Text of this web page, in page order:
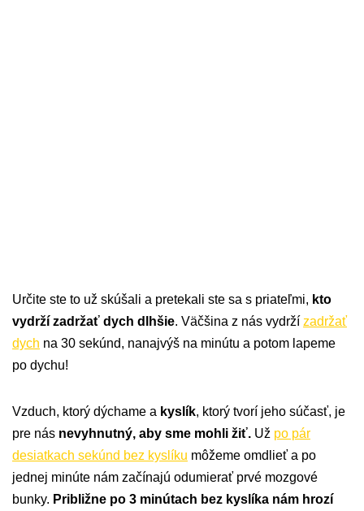
Určite ste to už skúšali a pretekali ste sa s priateľmi, kto
vydrží zadržať dych dlhšie. Väčšina z nás vydrží zadržať
dych na 30 sekúnd, nanajvýš na minútu a potom lapeme
po dychu!
Vzduch, ktorý dýchame a kyslík, ktorý tvorí jeho súčasť, je
pre nás nevyhnutný, aby sme mohli žiť. Už po pár
desiatkach sekúnd bez kyslíku môžeme omdlieť a po
jednej minúte nám začínajú odumierať prvé mozgové
bunky. Približne po 3 minútach bez kyslíka nám hrozí